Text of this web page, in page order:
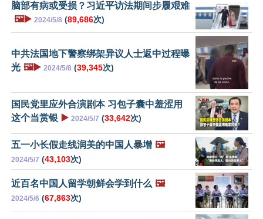
脑部有病或受损？习近平访法期间步履艰难
🖼️▶️ 2024/5/8 (89,686次)
中共法国地下警察绑架异议人士返中过程曝
光 🖼️▶️ 2024/5/8 (39,345次)
国民党里应外合演剧本 习包子囊中羞涩用
这个当赏银 ▶️ 2024/5/7 (33,642次)
五一小长假走线润美的中国人暴增 🖼️
2024/5/7 (43,103次)
近百名中国人留学朝鲜会学到什么 🖼️
2024/5/6 (67,863次)